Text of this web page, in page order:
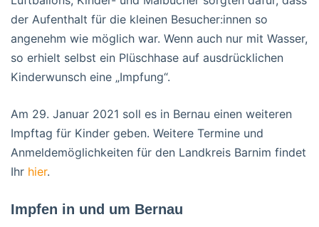
der Aufenthalt für die kleinen Besucher:innen so
angenehm wie möglich war. Wenn auch nur mit Wasser,
so erhielt selbst ein Plüschhase auf ausdrücklichen
Kinderwunsch eine „Impfung“.
Am 29. Januar 2021 soll es in Bernau einen weiteren
Impftag für Kinder geben. Weitere Termine und
Anmeldemöglichkeiten für den Landkreis Barnim findet
Ihr hier.
Impfen in und um Bernau